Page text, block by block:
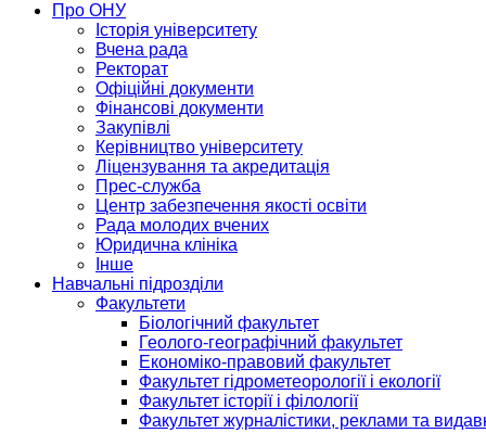
Про ОНУ
Історія університету
Вчена рада
Ректорат
Офіційні документи
Фінансові документи
Закупівлі
Керівництво університету
Ліцензування та акредитація
Прес-служба
Центр забезпечення якості освіти
Рада молодих вчених
Юридична клініка
Інше
Навчальні підрозділи
Факультети
Біологічний факультет
Геолого-географічний факультет
Економіко-правовий факультет
Факультет гідрометеорології і екології
Факультет історії і філології
Факультет журналістики, реклами та